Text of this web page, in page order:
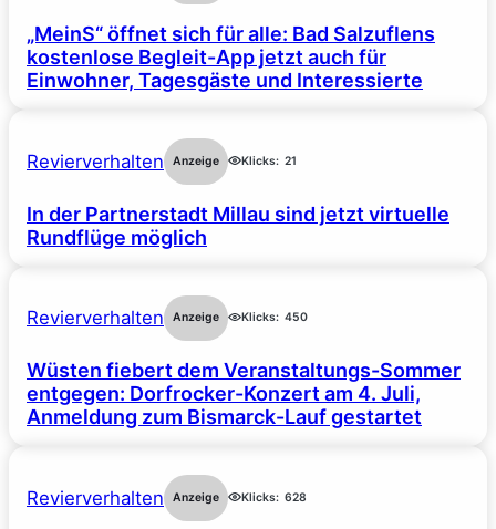
„MeinS“ öffnet sich für alle: Bad Salzuflens
kostenlose Begleit-App jetzt auch für
Einwohner, Tagesgäste und Interessierte
Revierverhalten Anzeige Klicks: 21
In der Partnerstadt Millau sind jetzt virtuelle
Rundflüge möglich
Revierverhalten Anzeige Klicks: 450
Wüsten fiebert dem Veranstaltungs-Sommer
entgegen: Dorfrocker-Konzert am 4. Juli,
Anmeldung zum Bismarck-Lauf gestartet
Revierverhalten Anzeige Klicks: 628